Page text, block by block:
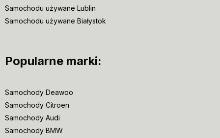
Samochodu używane Lublin
Samochodu używane Białystok
Popularne marki:
Samochody Deawoo
Samochody Citroen
Samochody Audi
Samochody BMW